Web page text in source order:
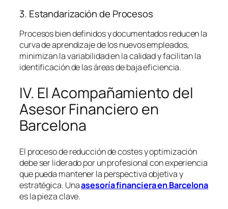
3. Estandarización de Procesos
Procesos bien definidos y documentados reducen la
curva de aprendizaje de los nuevos empleados,
minimizan la variabilidad en la calidad y facilitan la
identificación de las áreas de baja eficiencia.
IV. El Acompañamiento del
Asesor Financiero en
Barcelona
El proceso de reducción de costes y optimización
debe ser liderado por un profesional con experiencia
que pueda mantener la perspectiva objetiva y
estratégica. Unaasesoría financiera en Barcelona
es la pieza clave.